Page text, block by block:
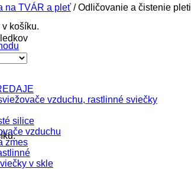
košíku.
na TVÁR a pleť /Odličovanie a čistenie pleti
Zoradené
vzduchu, rastlinné sviečky
silice
vzduchu
zmes
v skle